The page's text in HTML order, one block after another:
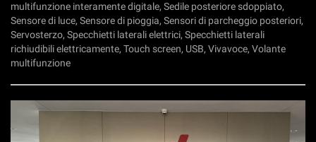
multifunzione interamente digitale, Sedile posteriore sdoppiato,
Sensore di luce, Sensore di pioggia, Sensori di parcheggio posteriori,
Servosterzo, Specchietti laterali elettrici, Specchietti laterali
richiudibili elettricamente, Touch screen, USB, Vivavoce, Volante
multifunzione